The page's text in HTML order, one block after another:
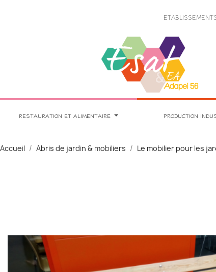
RESTAURATION ET ALIMENTAIRE PRODUCTION
Accueil Abris de jardin & mobiliers Le mobilier pour les